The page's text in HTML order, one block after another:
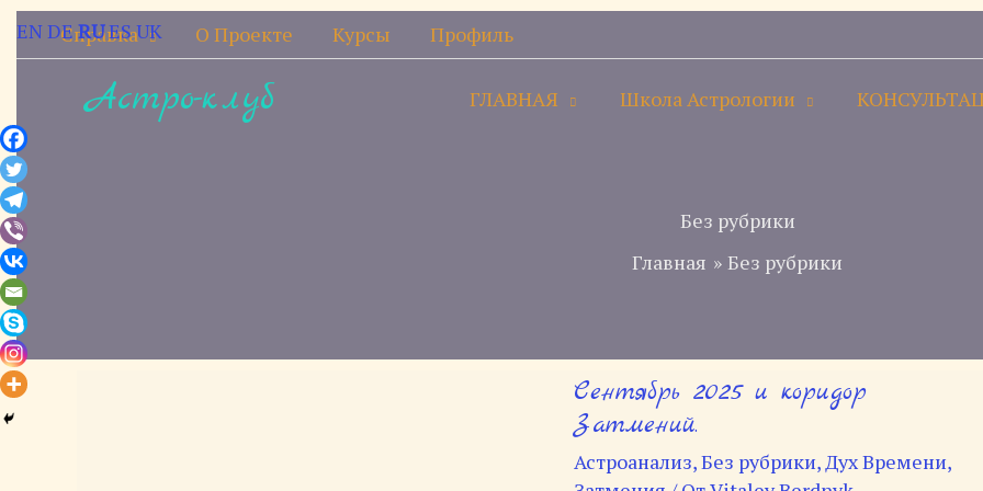
Перейти
к
Справка О Проекте Курсы Профиль
Астро-клуб ГЛАВНАЯ Школа Астрологии
Без рубрики
Главная
Без рубрики
Сентябрь 2025 и коридор
Затмений.
Астроанализ,Без рубрики,Дух Времени,
Сентябрь
2025
коридор
EN DE RUESUK